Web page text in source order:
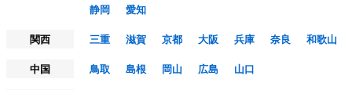
静岡
愛知
関西
三重 滋賀 京都 大阪 兵庫 奈良
和歌山
中国
鳥取 島根 岡山 広島
山口